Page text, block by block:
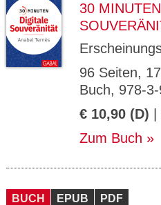
30
96 Seiten,
Buch, 978-
€ 10,90 (D)
Zum Buch
BUCH EPUB PDF